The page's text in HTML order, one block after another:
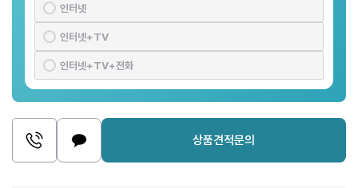
인터넷
인터넷+TV
인터넷+TV+전화
상품견적문의